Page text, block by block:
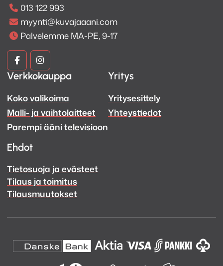
013 122 993
myynti@kuvajaaani.com
Palvelemme MA-PE, 9-17
Kuva
ja
Ääni
Facebook
Kuva
ja
Ääni
Instagram
Verkkokauppa
Koko valikoima
Malli- ja vaihtolaitteet
Parempi ääni televisioon
Yritys
Yritysesittely
Yhteystiedot
Ehdot
Tietosuoja ja evästeet
Tilaus ja toimitus
Tilausmuutokset